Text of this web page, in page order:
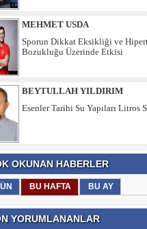
Esenler Tarihi Su Yapıları Litros
TARIK SEZAİ KARATEPE
İstanbul Sözleşmesi değil, 'Veda
OKUNAN HABERLER
BU HAFTA BU AY
YORUMLANANLAR